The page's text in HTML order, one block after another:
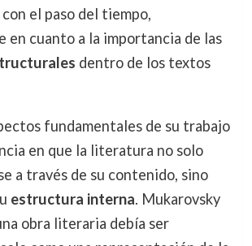
el paso del tiempo,
en cuanto a la importancia de las
dentro de los textos
fundamentales de su trabajo
en que la literatura no solo
a través de su contenido, sino
estructura interna. Mukarovsky
obra literaria debía ser